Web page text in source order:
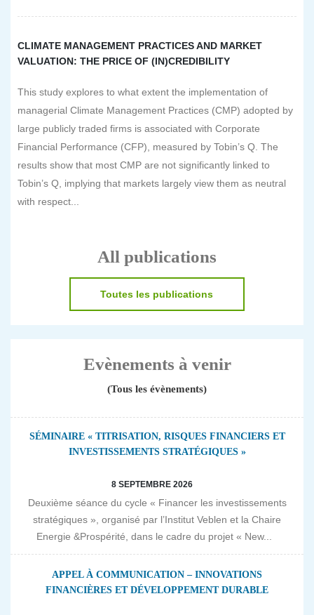
CLIMATE MANAGEMENT PRACTICES AND MARKET
VALUATION: THE PRICE OF (IN)CREDIBILITY
This study explores to what extent the implementation of
managerial Climate Management Practices (CMP) adopted by
large publicly traded firms is associated with Corporate
Financial Performance (CFP), measured by Tobin’s Q. The
results show that most CMP are not significantly linked to
Tobin’s Q, implying that markets largely view them as neutral
with respect...
All publications
Toutes les publications
Evènements à venir
(Tous les évènements)
SÉMINAIRE « TITRISATION, RISQUES FINANCIERS ET
INVESTISSEMENTS STRATÉGIQUES »
8 SEPTEMBRE 2026
Deuxième séance du cycle « Financer les investissements
stratégiques », organisé par l’Institut Veblen et la Chaire
Energie &Prospérité, dans le cadre du projet « New...
APPEL À COMMUNICATION – INNOVATIONS
FINANCIÈRES ET DÉVELOPPEMENT DURABLE